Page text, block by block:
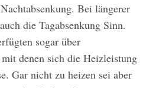
Bei längerer
die Tagabsenkung Sinn.
sogar über
denen sich die Heizleistung
Gar nicht zu heizen sei aber